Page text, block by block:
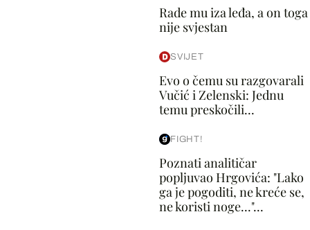
Rade mu iza leđa, a on toga
nije svjestan
SVIJET
Evo o čemu su razgovarali
Vučić i Zelenski: Jednu
temu preskočili...
FIGHT!
Poznati analitičar
popljuvao Hrgovića: "Lako
ga je pogoditi, ne kreće se,
ne koristi noge..."...